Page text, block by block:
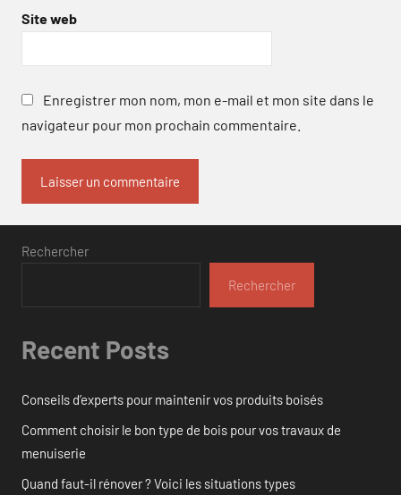
Site web
Enregistrer mon nom, mon e-mail et mon site dans le
navigateur pour mon prochain commentaire.
Rechercher
Rechercher
Recent Posts
Conseils d’experts pour maintenir vos produits boisés
Comment choisir le bon type de bois pour vos travaux de
menuiserie
Quand faut-il rénover ? Voici les situations types